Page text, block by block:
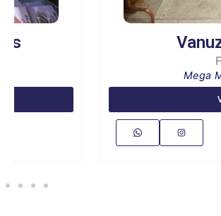
Vanuza Andrade
Mega Moda Shopping